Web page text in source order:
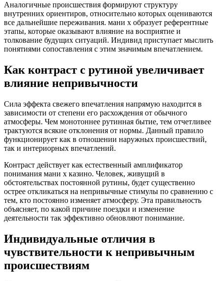
Аналогичные происшествия формируют структуру
внутренних ориентиров, относительно которых оцениваются
все дальнейшие переживания. мани х образует референтные
этапы, которые оказывают влияние на восприятие и
толкование будущих ситуаций. Индивид приступает мыслить
понятиями сопоставления с этим значимым впечатлением.
Как контраст с рутиной увеличивает
влияние непривычности
Сила эффекта свежего впечатления напрямую находится в
зависимости от степени его расхождения от обычного
атмосферы. Чем монотоннее рутинная бытие, тем отчетливее
трактуются всякие отклонения от нормы. Данный правило
функционирует как в отношении наружных происшествий,
так и интериорных впечатлений.
Контраст действует как естественный амплификатор
понимания мани х казино. Человек, живущий в
обстоятельствах постоянной рутины, будет существенно
острее откликаться на непривычные стимулы по сравнению с
тем, кто постоянно изменяет атмосферу. Эта правильность
объясняет, по какой причине поездки и изменение
деятельности так эффективно обновляют понимание.
Индивидуальные отличия в
чувствительности к непривычным
происшествиям